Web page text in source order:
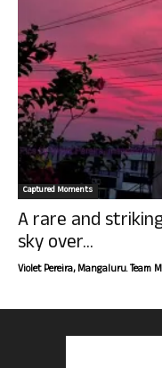
Captured Moments
A rare and
sky over...
Violet Pereira, Mangaluru. Team